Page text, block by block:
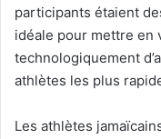
participants étaient
idéale pour mettre en
technologiquement
athlètes les plus
Les athlètes